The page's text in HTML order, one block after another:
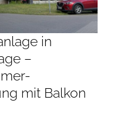
in
–
mit Balkon